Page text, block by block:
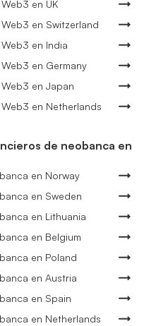
en UK
en Switzerland
en India
en Germany
en Japan
en Netherlands
de neobanca en
en Norway
en Sweden
en Lithuania
en Belgium
en Poland
en Austria
en Spain
en Netherlands